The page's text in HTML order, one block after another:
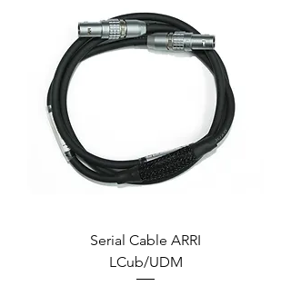
Serial Cable ARRI
LCub/UDM